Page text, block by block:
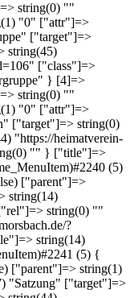
string(0) ""
"0" ["attr"]=>
["target"]=>
string(45)
["class"]=>
} [4]=>
string(0) ""
"0" ["attr"]=>
["target"]=> string(0)
"https://heimatverein-
"" } ["title"]=>
(5)
["parent"]=>
string(14)
string(0) ""
?
string(14)
(5) {
["parent"]=> string(1)
"Satzung" ["target"]=>